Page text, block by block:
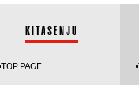
KITASENJU
TOP PAGE •